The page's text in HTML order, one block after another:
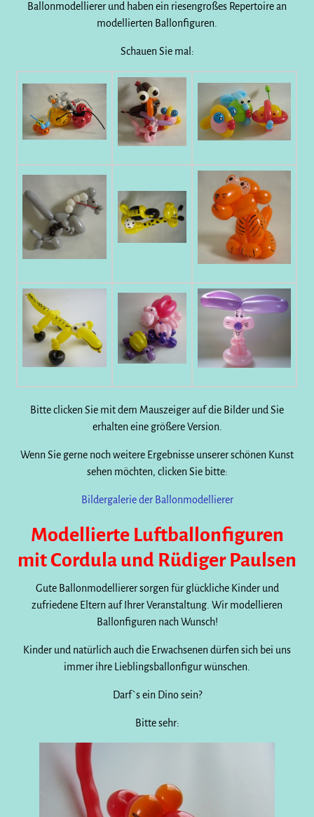
Ballonmodellierer und haben ein riesengroßes Repertoire an
modellierten Ballonfiguren.
Schauen Sie mal:
Bitte clicken Sie mit dem Mauszeiger auf die Bilder und Sie
erhalten eine größere Version.
Wenn Sie gerne noch weitere Ergebnisse unserer schönen Kunst
sehen möchten, clicken Sie bitte:
Bildergalerie der Ballonmodellierer
Modellierte Luftballonfiguren
mit Cordula und Rüdiger Paulsen
Gute Ballonmodellierer sorgen für glückliche Kinder und
zufriedene Eltern auf Ihrer Veranstaltung. Wir modellieren
Ballonfiguren nach Wunsch!
Kinder und natürlich auch die Erwachsenen dürfen sich bei uns
immer ihre Lieblingsballonfigur wünschen.
Darf`s ein Dino sein?
Bitte sehr: